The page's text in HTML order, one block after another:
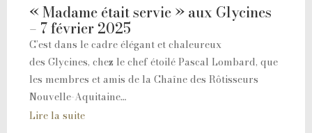
« Madame était servie » aux Glycines
– 7 février 2025
C’est dans le cadre élégant et chaleureux
des Glycines, chez le chef étoilé Pascal Lombard, que
les membres et amis de la Chaîne des Rôtisseurs
Nouvelle-Aquitaine…
Lire la suite